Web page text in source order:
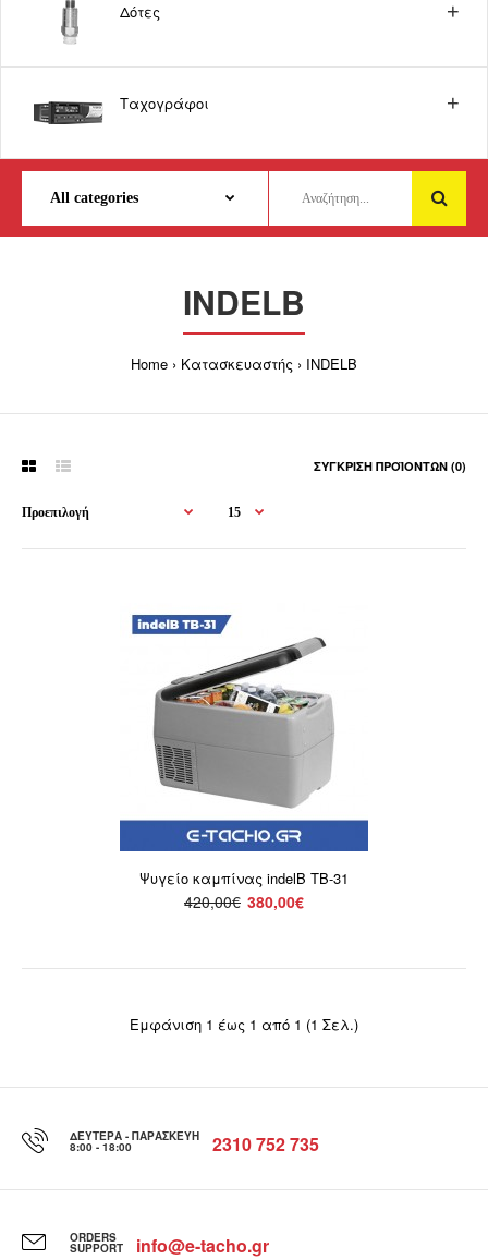
Δότες
Ταχογράφοι
INDELB
Home Κατασκευαστής INDELB
ΣΎΓΚΡΙΣΗ ΠΡΟΪΌΝΤΩΝ (0)
Ψυγείο καμπίνας indelB TB-31
χρήση. Οι υψηλές επιδόσεις τους τα καθιστούν κατάλλ..
Ψυγείο καμπίνας indelB TB-31
420,00€ 380,00€
Εμφάνιση 1 έως 1 από 1 (1 Σελ.)
ΔΕΥΤΈΡΑ - ΠΑΡΑΣΚΕΥΉ
8:00 - 18:00 2310 752 735
ORDERS
SUPPORT info@e-tacho.gr